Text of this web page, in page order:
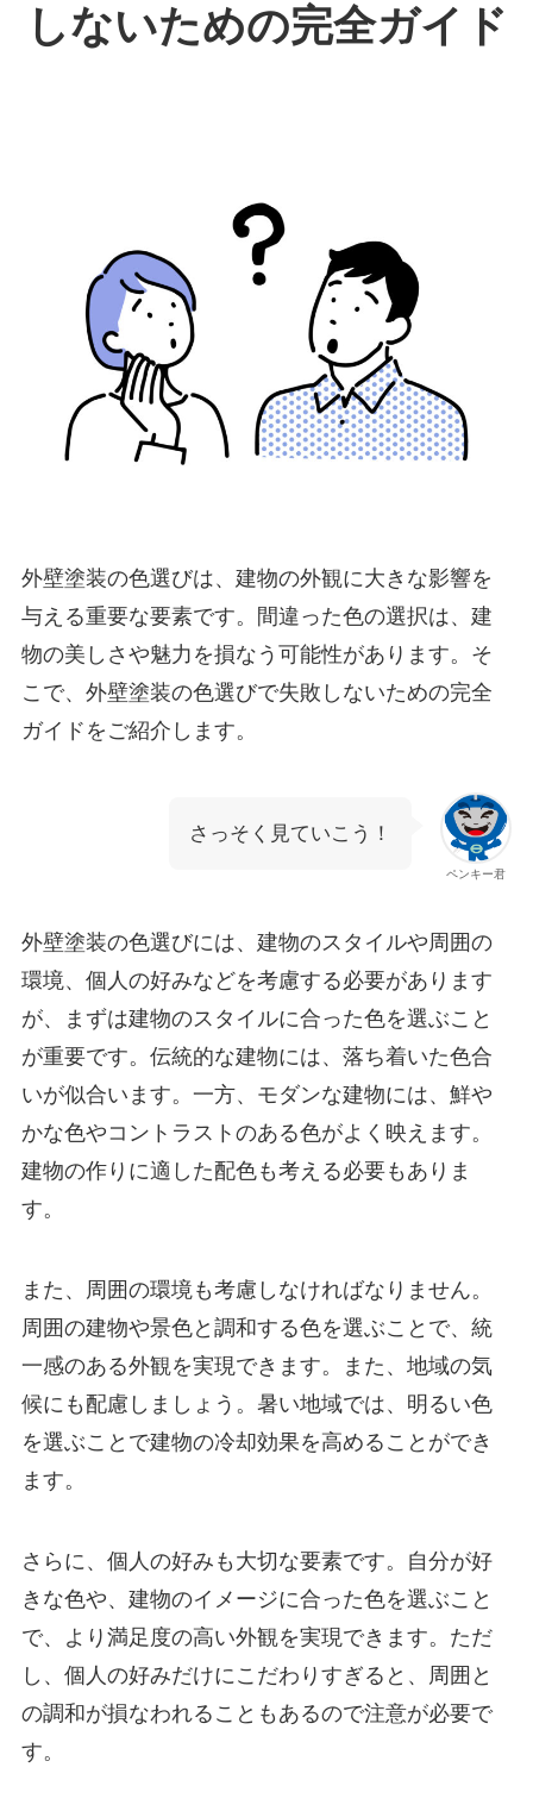
しないための完全ガイド
外壁塗装の色選びは、建物の外観に大きな影響を
与える重要な要素です。間違った色の選択は、建
物の美しさや魅力を損なう可能性があります。そ
こで、外壁塗装の色選びで失敗しないための完全
ガイドをご紹介します。
ペンキー君
さっそく見ていこう！
外壁塗装の色選びには、建物のスタイルや周囲の
環境、個人の好みなどを考慮する必要があります
が、まずは建物のスタイルに合った色を選ぶこと
が重要です。伝統的な建物には、落ち着いた色合
いが似合います。一方、モダンな建物には、鮮や
かな色やコントラストのある色がよく映えます。
建物の作りに適した配色も考える必要もありま
す。
また、周囲の環境も考慮しなければなりません。
周囲の建物や景色と調和する色を選ぶことで、統
一感のある外観を実現できます。また、地域の気
候にも配慮しましょう。暑い地域では、明るい色
を選ぶことで建物の冷却効果を高めることができ
ます。
さらに、個人の好みも大切な要素です。自分が好
きな色や、建物のイメージに合った色を選ぶこと
で、より満足度の高い外観を実現できます。ただ
し、個人の好みだけにこだわりすぎると、周囲と
の調和が損なわれることもあるので注意が必要で
す。